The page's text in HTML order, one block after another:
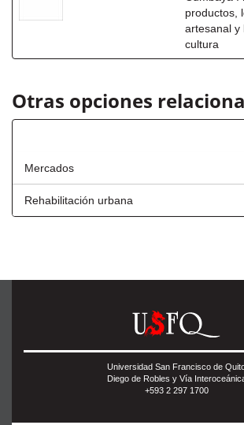
productos,
artesanal y
cultura
Otras opciones
Mercados
Rehabilitación urbana
Universidad San Francisco de
Diego de Robles y Vía
+593 2 297 1700